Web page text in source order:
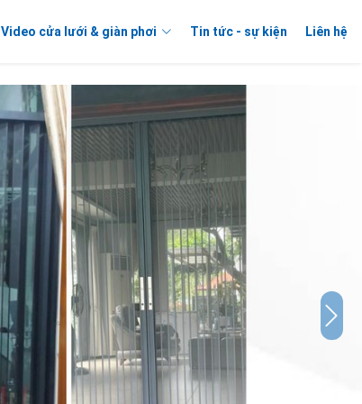
Video cửa lưới & giàn phơi Tin tức - sự kiện Liên hệ